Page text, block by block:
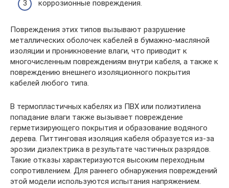
коррозионные повреждения.
Повреждения этих типов вызывают разрушение
металлических оболочек кабелей в бумажно-масляной
изоляции и проникновение влаги, что приводит к
многочисленным повреждениям внутри кабеля, а также к
повреждению внешнего изоляционного покрытия
кабелей любого типа.
В термопластичных кабелях из ПВХ или полиэтилена
попадание влаги также вызывает повреждение
герметизирующего покрытия и образование водяного
дерева. Питтинговая изоляция кабеля образуется из-за
эрозии диэлектрика в результате частичных разрядов.
Такие отказы характеризуются высоким переходным
сопротивлением. Для раннего обнаружения повреждений
этой модели используются испытания напряжением.